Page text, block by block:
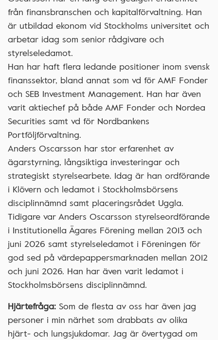
från finansbranschen och kapitalförvaltning. Han
är utbildad ekonom vid Stockholms universitet och
arbetar idag som senior rådgivare och
styrelseledamot.
Han har haft flera ledande positioner inom svensk
finanssektor, bland annat som vd för AMF Fonder
och SEB Investment Management. Han har även
varit aktiechef på både AMF Fonder och Nordea
Securities samt vd för Nordbankens
Portföljförvaltning.
Anders Oscarsson har stor erfarenhet av
ägarstyrning, långsiktiga investeringar och
strategiskt styrelsearbete. Idag är han ordförande
i Klövern och ledamot i Stockholmsbörsens
disciplinnämnd samt placeringsrådet Uggla.
Tidigare var Anders Oscarsson styrelseordförande
i Institutionella Ägares Förening mellan 2013 och
juni 2026 samt styrelseledamot i Föreningen för
god sed på värdepappersmarknaden mellan 2012
och juni 2026. Han har även varit ledamot i
Stockholmsbörsens disciplinnämnd.
Hjärtefråga: Som de flesta av oss har även jag
personer i min närhet som drabbats av olika
hjärt- och lungsjukdomar. Jag är övertygad om